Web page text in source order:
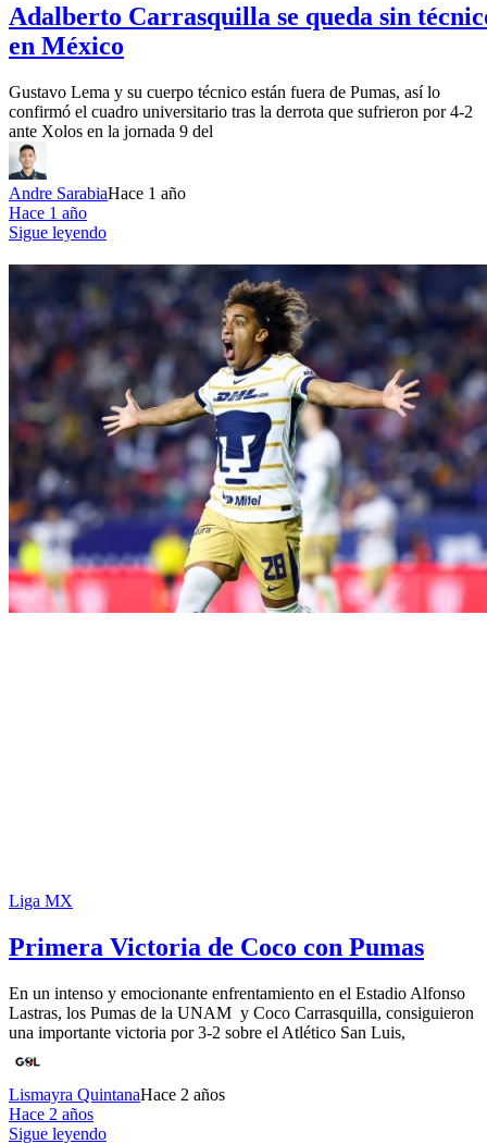
Adalberto Carrasquilla se queda sin
en México
Gustavo Lema y su cuerpo técnico están fuera de Pumas, así lo
confirmó el cuadro universitario tras la derrota que sufrieron por 4-2
ante Xolos en la jornada 9 del
Andre SarabiaHace 1 año
Hace 1 año
Sigue leyendo
Liga MX
Primera Victoria de Coco con Pumas
En un intenso y emocionante enfrentamiento en el Estadio Alfonso
Lastras, los Pumas de la UNAM y Coco Carrasquilla, consiguieron
una importante victoria por 3-2 sobre el Atlético San Luis,
Lismayra QuintanaHace 2 años
Hace 2 años
Sigue leyendo